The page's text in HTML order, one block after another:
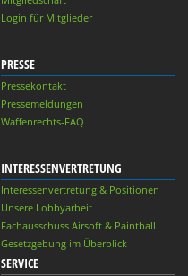
Login für Mitglieder
PRESSE
Pressekontakt
Pressemeldungen
Waffenrechts-FAQ
INTERESSENVERTRETUNG
Interessenvertretung & Positionen
Unsere Lobbyarbeit
Fachausschuss Airsoft & Paintball
Gesetzgebung im Überblick
SERVICE